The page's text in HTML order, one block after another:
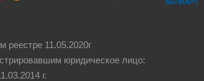
реестре 11.05.2020г
юридическое лицо:
г.